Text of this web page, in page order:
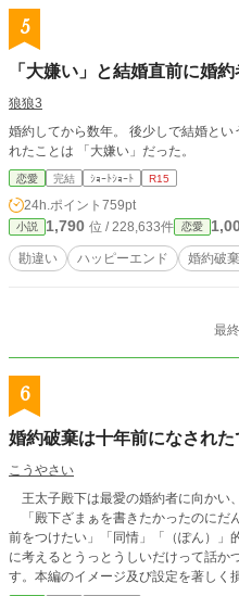
愛カテゴリが更新される可能性は地味
た。 辺りで。最終的にはやっぱり気分。
5
「大嫌い」と結婚直前に婚約
狼狼3
婚約してから数年。 後少しで結婚というときに、婚約者から呼び出されて言わ
れたことは 「大嫌い」だった。
恋愛 完結 ｼｮｰﾄｼｮｰﾄ R15
24h.ポイント 759pt
小説 1,790 位 / 228,633件 恋愛
勘違い ハッピーエンド 婚約破
最
6
婚約破棄は十年前になされた
こうやさい
王太子殿下は最愛の婚約者に向か
「殿下ざまぁを書きたかったのにだ
前をつけたい」「同情」「（ぽん）
に考えるとうっとうしいだけって話かつまり。 本編以外はセル
す。本編のイメージ及び設定を著しく